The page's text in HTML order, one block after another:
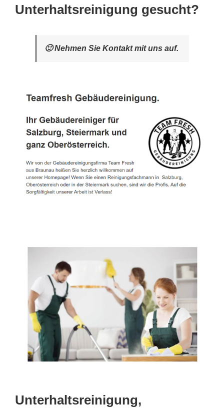
Unterhaltsreinigung gesucht?
🙂 Nehmen Sie Kontakt mit uns auf.
Unterhaltsreinigung,